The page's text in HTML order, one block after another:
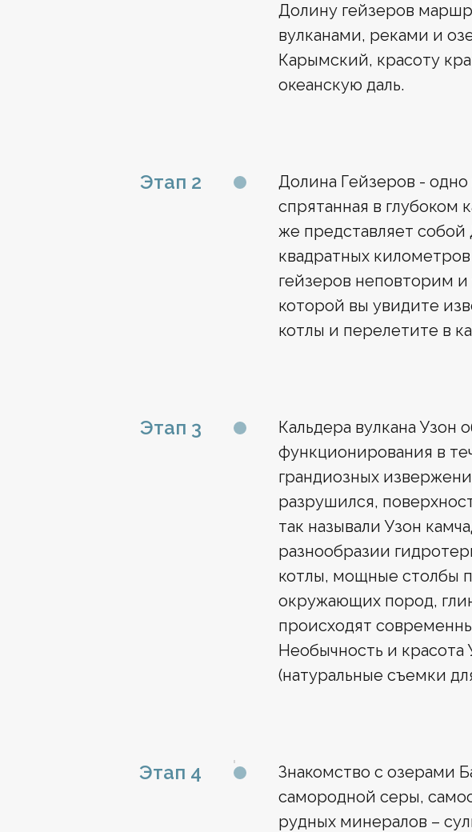
Долину гейзеров
вулканами, реками и
Карымский, красоту
океанскую даль.
Этап 2
Долина Гейзеров -
спрятанная в глубоком
же представляет собой
квадратных
гейзеров неповторим
которой вы увидите
котлы и перелетите в
Этап 3
Кальдера вулкана Узон
функционирования в
грандиозных
разрушился,
так называли Узон
разнообразии
котлы, мощные столбы
окружающих пород,
происходят
Необычность и
(натуральные съемки
Этап 4
Знакомство с озерами
самородной серы,
рудных минералов –